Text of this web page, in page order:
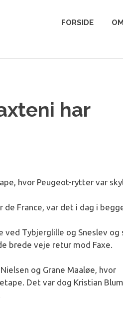
FORSIDE
har
hvor Peugeot-rytter var
France, var det i dag i
Tybjerglille og Sneslev og
brede veje retur mod Faxe.
og Grane Maaløe, hvor
Det var dog Kristian